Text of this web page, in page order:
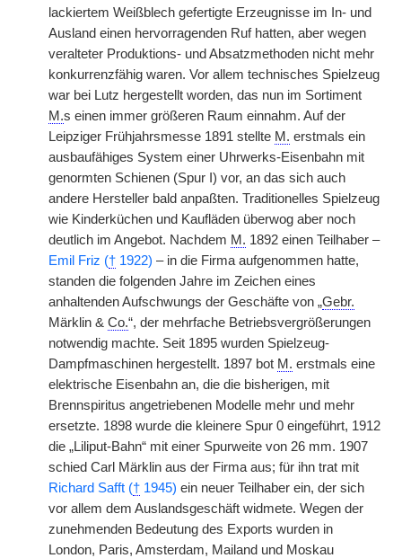
lackiertem Weißblech gefertigte Erzeugnisse im In- und
Ausland einen hervorragenden Ruf hatten, aber wegen
veralteter Produktions- und Absatzmethoden nicht mehr
konkurrenzfähig waren. Vor allem technisches Spielzeug
war bei Lutz hergestellt worden, das nun im Sortiment
M.s einen immer größeren Raum einnahm. Auf der
Leipziger Frühjahrsmesse 1891 stellte M. erstmals ein
ausbaufähiges System einer Uhrwerks-Eisenbahn mit
genormten Schienen (Spur I) vor, an das sich auch
andere Hersteller bald anpaßten. Traditionelles Spielzeug
wie Kinderküchen und Kaufläden überwog aber noch
deutlich im Angebot. Nachdem M. 1892 einen Teilhaber –
Emil Friz († 1922) – in die Firma aufgenommen hatte,
standen die folgenden Jahre im Zeichen eines
anhaltenden Aufschwungs der Geschäfte von „Gebr.
Märklin & Co.“, der mehrfache Betriebsvergrößerungen
notwendig machte. Seit 1895 wurden Spielzeug-
Dampfmaschinen hergestellt. 1897 bot M. erstmals eine
elektrische Eisenbahn an, die die bisherigen, mit
Brennspiritus angetriebenen Modelle mehr und mehr
ersetzte. 1898 wurde die kleinere Spur 0 eingeführt, 1912
die „Liliput-Bahn“ mit einer Spurweite von 26 mm. 1907
schied Carl Märklin aus der Firma aus; für ihn trat mit
Richard Safft († 1945) ein neuer Teilhaber ein, der sich
vor allem dem Auslandsgeschäft widmete. Wegen der
zunehmenden Bedeutung des Exports wurden in
London, Paris, Amsterdam, Mailand und Moskau